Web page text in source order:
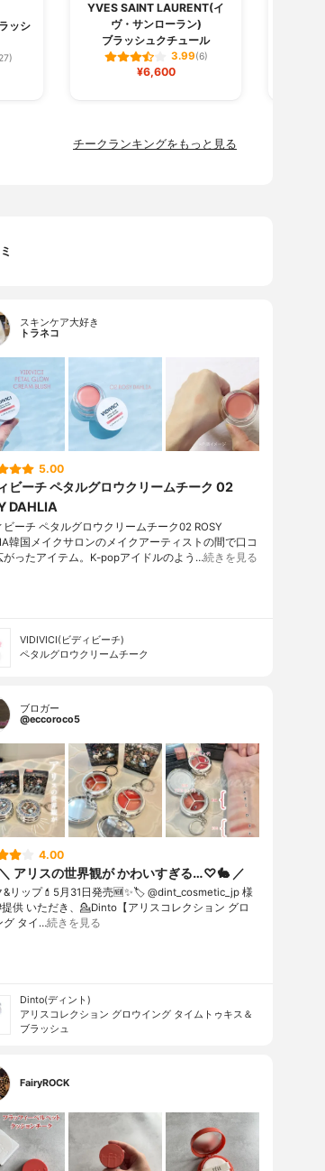
ッシ
YVES SAINT LAURENT(イ
ヴ・サンローラン)
ブラッシュクチュール
3.99(6)
¥6,600
チークランキングをもっと見る
スキンケア大好き
トラネコ
5.00
ビーチ ペタルグロウクリームチーク 02
DAHLIA
ビーチ ペタルグロウクリームチーク02 ROSY
韓国メイクサロンのメイクアーティストの間で口コ
がったアイテム。K-popアイドルのよう…続きを見る
VIDIVICI(ビディビーチ)
ペタルグロウクリームチーク
ブロガー
@eccoroco5
4.00
アリスの世界観が かわいすぎる…♡🐇 ／
&リップ💄⁡5月31日発売🆕✨⁡🏷️ @dint_cosmetic_jp 様
提供 いただき、⁡💁Dinto【アリスコレクション グロ
グ タイ…続きを見る
Dinto(ディント)
アリスコレクション グロウイング タイムトゥキス＆
ブラッシュ
FairyROCK